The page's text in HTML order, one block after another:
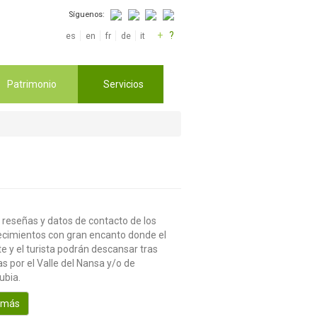
Síguenos:
es en fr de it + ?
Patrimonio Servicios
reseñas y datos de contacto de los
con gran encanto donde el
y el turista podrán descansar tras
por el Valle del Nansa y/o de